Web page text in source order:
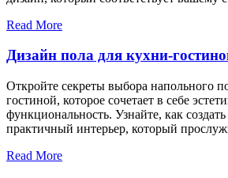
Read More
Дизайн пола для кухни-
Откройте секреты выбора напольного
гостиной, которое сочетает в себе
функциональность. Узнайте, как
практичный интерьер, который
Read More